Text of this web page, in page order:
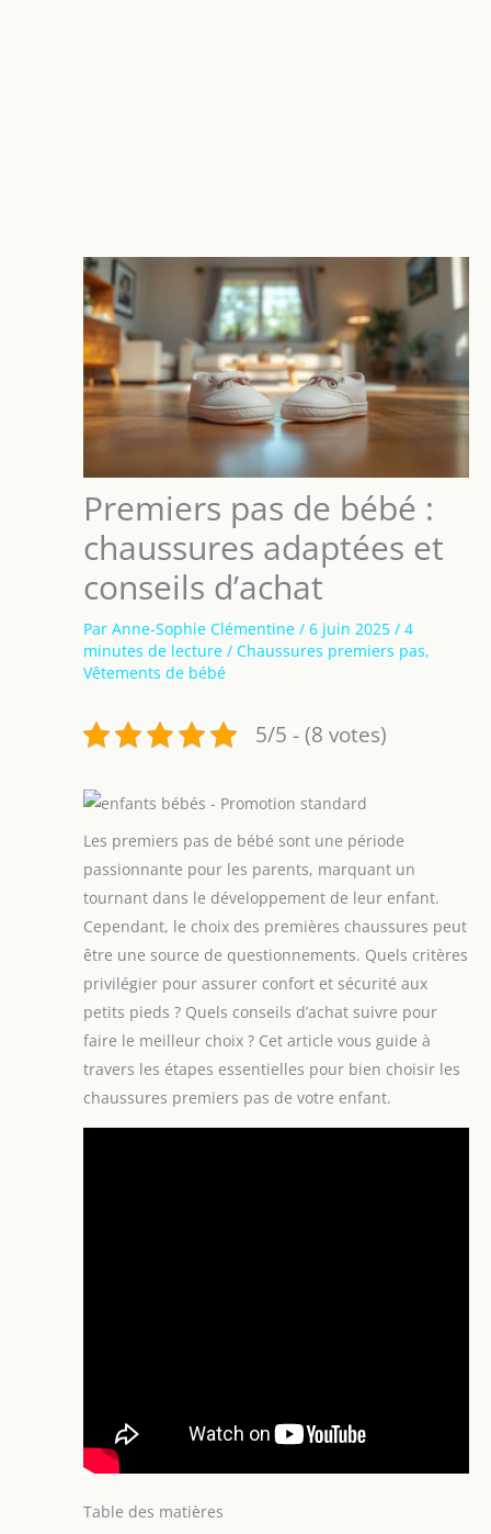
Premiers pas de bébé :
chaussures adaptées et
conseils d’achat
Par Anne-Sophie Clémentine / 6 juin 2025 / 4
minutes de lecture / Chaussures premiers pas,
Vêtements de bébé
5/5 - (8 votes)
Les premiers pas de bébé sont une période
passionnante pour les parents, marquant un
tournant dans le développement de leur enfant.
Cependant, le choix des premières chaussures peut
être une source de questionnements. Quels critères
privilégier pour assurer confort et sécurité aux
petits pieds ? Quels conseils d’achat suivre pour
faire le meilleur choix ? Cet article vous guide à
travers les étapes essentielles pour bien choisir les
chaussures premiers pas de votre enfant.
Table des matières